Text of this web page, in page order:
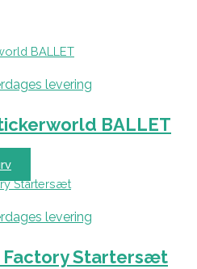
levering
BALLET
levering
Factory Startersæt